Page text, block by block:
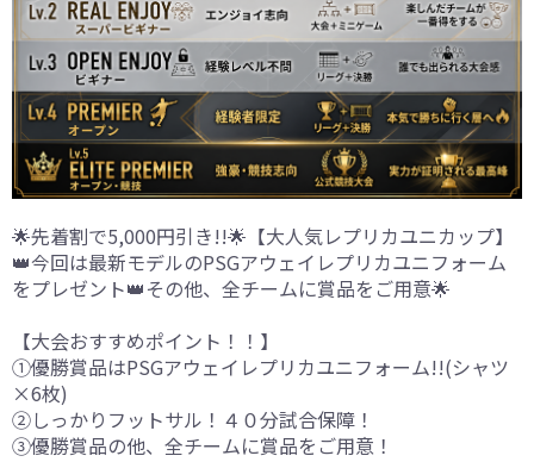
🌟先着割で5,000円引き!!🌟【大人気レプリカユニカップ】
👑今回は最新モデルのPSGアウェイレプリカユニフォーム
をプレゼント👑その他、全チームに賞品をご用意🌟
【大会おすすめポイント！！】
①優勝賞品はPSGアウェイレプリカユニフォーム!!(シャツ
×6枚)
②しっかりフットサル！４０分試合保障！
③優勝賞品の他、全チームに賞品をご用意！